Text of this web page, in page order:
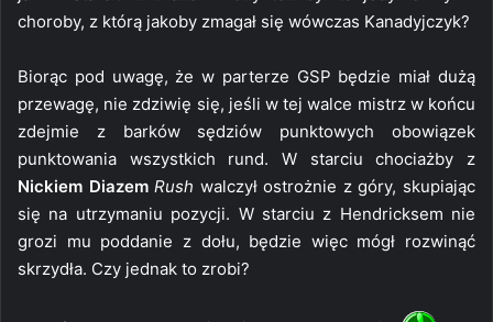
choroby, z którą jakoby zmagał się wówczas Kanadyjczyk?
Biorąc pod uwagę, że w parterze GSP będzie miał dużą
przewagę, nie zdziwię się, jeśli w tej walce mistrz w końcu
zdejmie z barków sędziów punktowych obowiązek
punktowania wszystkich rund. W starciu chociażby z
Nickiem Diazem Rush walczył ostrożnie z góry, skupiając
się na utrzymaniu pozycji. W starciu z Hendricksem nie
grozi mu poddanie z dołu, będzie więc mógł rozwinąć
skrzydła. Czy jednak to zrobi?